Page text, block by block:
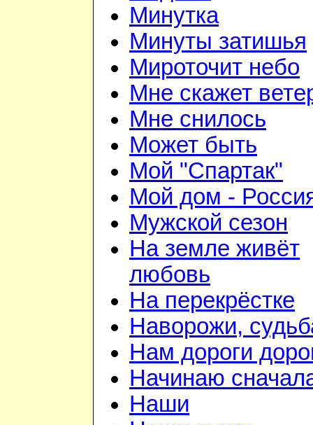
Минутка
Минуты затишья
Мироточит небо
Мне скажет
Мне снилось
Может быть
Мой "Спартак"
Мой дом -
Мужской сезон
На земле живёт
любовь
На перекрёстке
Наворожи,
Нам дороги
Начинаю
Наши